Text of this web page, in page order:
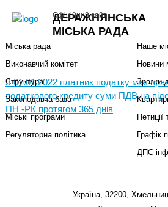
ДЕРАЖНЯНСЬКА
МІСЬКА РАДА
Офіційний сайт+ Створити
З 01.01.2022 платник податку має
податкового кредиту суми ПДВ на
ПН -РК протягом 365 днів
Міський голова
Міська рада
Виконавчий комітет
Структура
Законодавча база
Міські програми
Регуляторна політика
Наше
Новини
Зразки
Петиції
Графік
ДПС
Україна, 32200,